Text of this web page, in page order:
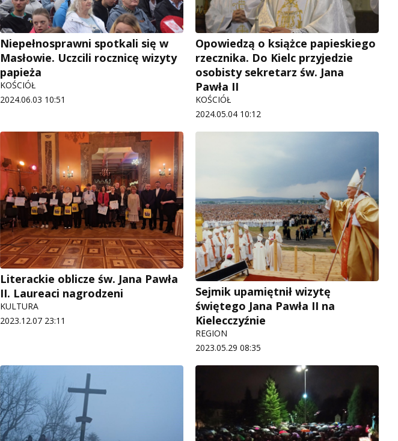
Niepełnosprawni spotkali się w
Masłowie. Uczcili rocznicę wizyty
papieża
KOŚCIÓŁ
2024.06.03 10:51
Opowiedzą o książce papieskiego
rzecznika. Do Kielc przyjedzie
osobisty sekretarz św. Jana
Pawła II
KOŚCIÓŁ
2024.05.04 10:12
Literackie oblicze św. Jana Pawła
II. Laureaci nagrodzeni
KULTURA
2023.12.07 23:11
Sejmik upamiętnił wizytę
świętego Jana Pawła II na
Kielecczyźnie
REGION
2023.05.29 08:35